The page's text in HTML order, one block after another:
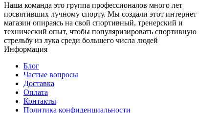
Наша команда это группа профессионалов много лет
посвятивших лучному спорту. Мы создали этот интернет
магазин опираясь на свой спортивный, тренерский и
технический опыт, чтобы популяризировать спортивную
стрельбу из лука среди большего числа людей
Информация
Блог
Частые вопросы
Доставка
Оплата
Контакты
Политика конфиденциальности